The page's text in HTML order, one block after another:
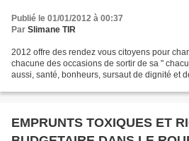
Publié le 01/01/2012 à 00:37
Par Slimane TIR
2012 offre des rendez vous citoyens pour
chacune des occasions de sortir de sa "
aussi, santé, bonheurs, sursaut de dignité et
EMPRUNTS TOXIQUES ET